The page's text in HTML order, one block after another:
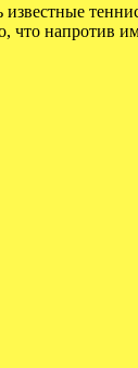
известные
напротив